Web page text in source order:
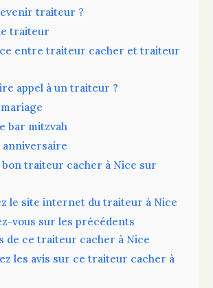
traiteur ?
traiteur
entre traiteur cacher et traiteur
appel à un traiteur ?
bar mitzvah
anniversaire
traiteur cacher à Nice sur
le site internet du traiteur à Nice
vous sur les précédents
de ce traiteur cacher à Nice
les avis sur ce traiteur cacher à